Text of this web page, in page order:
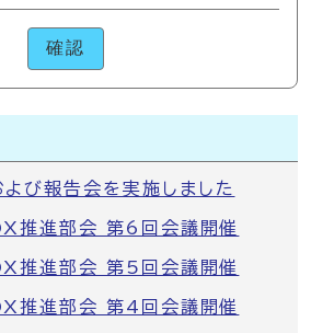
確認
び報告会を実施しました
推進部会 第6回会議開催
推進部会 第5回会議開催
推進部会 第4回会議開催